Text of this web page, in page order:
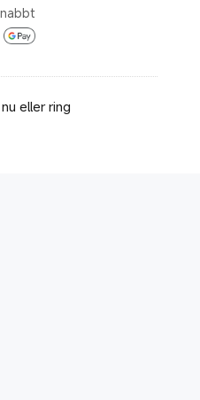
eller ring